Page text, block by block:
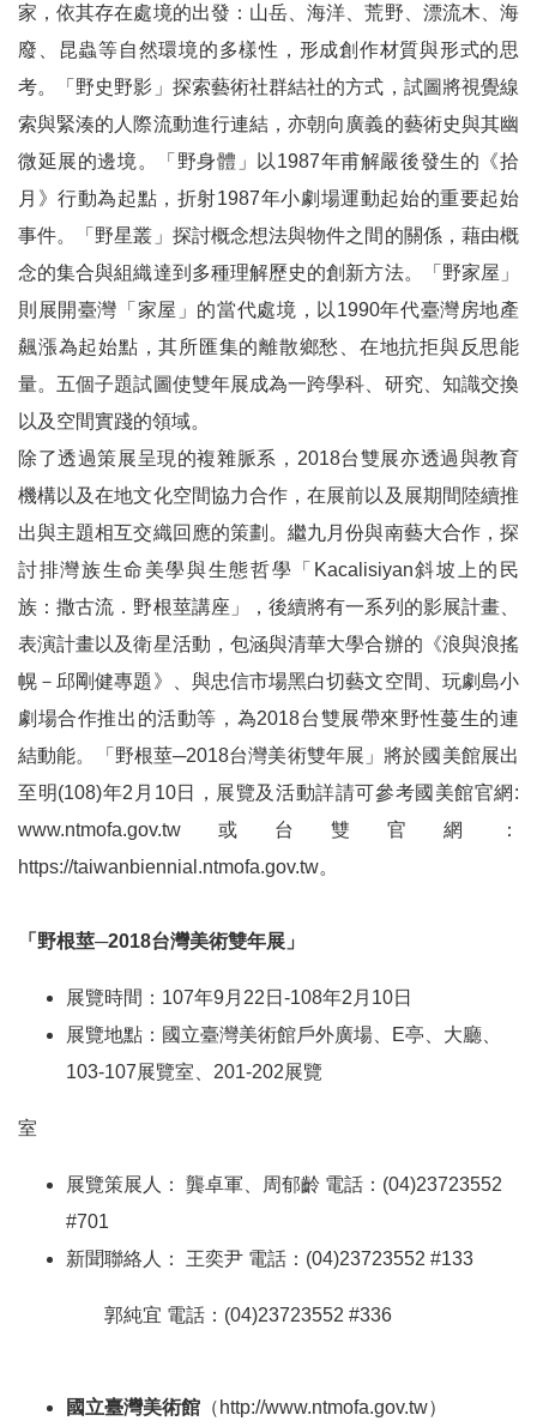
i
s
h
網
站
導
覽
F
a
c
e
b
o
o
k
Y
u
t
b
e
V
i
d
e
o
a
雙
家，依其存在處境的出發：山岳、海洋、荒野、漂流木、海
廢、昆蟲等自然環境的多樣性，形成創作材質與形式的思
考。「野史野影」探索藝術社群結社的方式，試圖將視覺線
索與緊湊的人際流動進行連結，亦朝向廣義的藝術史與其幽
微延展的邊境。「野身體」以 1987年甫解嚴後發生的《拾
月》行動為起點，折射1987年小劇場運動起始的重要起始
事件。「野星叢」探討概念想法與物件之間的關係，藉由概
念的集合與組織達到多種理解歷史的創新方法。「野家屋」
則展開臺灣「家屋」的當代處境，以 1990年代臺灣房地產
飆漲為起始點，其所匯集的離散鄉愁、在地抗拒與反思能
量。五個子題試圖使雙年展成為一跨學科、研究、知識交換
以及空間實踐的領域。
除了透過策展呈現的複雜脈系， 2018台雙展亦透過與教育
機構以及在地文化空間協力合作，在展前以及展期間陸續推
出與主題相互交織回應的策劃。繼九月份與南藝大合作，探
討排灣族生命美學與生態哲學「 Kacalisiyan斜坡上的民
族：撒古流．野根莖講座」，後續將有一系列的影展計畫、
表演計畫以及衛星活動，包涵與清華大學合辦的《浪與浪搖
幌－邱剛健專題》、與忠信市場黑白切藝文空間、玩劇島小
劇場合作推出的活動等，為2018台雙展帶來野性蔓生的連
結動能。「野根莖─2018台灣美術雙年展」將於國美館展出
至明(108)年2 月 10日，展覽及活動詳請可參考國美館官網 :
www.ntmofa.gov.tw 或台雙官網：
https://taiwanbiennial.ntmofa.gov.tw。
「野根莖─2018台灣美術雙年展」
展覽時間： 107年9月 22 日 -108年2 月 10日
展覽地點：國立臺灣美術館戶外廣場、
E亭、大廳、
103-107展覽室、 201-202展覽
室
展覽策展人： 龔卓軍、周郁齡 電話： (04)23723552
#701
新聞聯絡人：
王奕尹 電話： (04)23723552 #133
郭純宜 電話： (04)23723552 #336
國立臺灣美術館 （ http://www.ntmofa.gov.tw）